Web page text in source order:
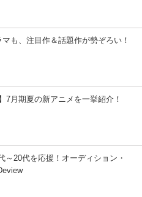
も、注目作＆話題作が勢ぞろい！
7月期夏の新アニメを一挙紹介！
～20代を応援！オーディション・